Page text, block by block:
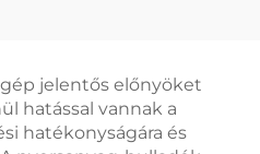
gép
jelentős előnyöket
hatással vannak a
hatékonyságára és